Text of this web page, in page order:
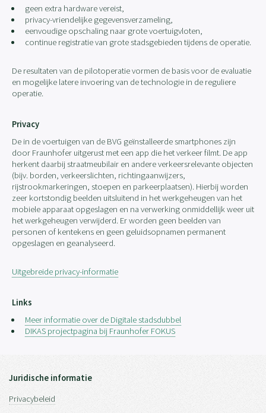
geen extra hardware vereist,
privacy-vriendelijke gegevensverzameling,
eenvoudige opschaling naar grote voertuigvloten,
continue registratie van grote stadsgebieden tijdens de operatie.
De resultaten van de pilotoperatie vormen de basis voor de evaluatie
en mogelijke latere invoering van de technologie in de reguliere
operatie.
Privacy
De in de voertuigen van de BVG geïnstalleerde smartphones zijn
door Fraunhofer uitgerust met een app die het verkeer filmt. De app
herkent daarbij straatmeubilair en andere verkeersrelevante objecten
(bijv. borden, verkeerslichten, richtingaanwijzers,
rijstrookmarkeringen, stoepen en parkeerplaatsen). Hierbij worden
zeer kortstondig beelden uitsluitend in het werkgeheugen van het
mobiele apparaat opgeslagen en na verwerking onmiddellijk weer uit
het werkgeheugen verwijderd. Er worden geen beelden van
personen of kentekens en geen geluidsopnamen permanent
opgeslagen en geanalyseerd.
Uitgebreide privacy-informatie
Links
Meer informatie over de Digitale stadsdubbel
DIKAS projectpagina bij Fraunhofer FOKUS
Juridische informatie
Privacybeleid